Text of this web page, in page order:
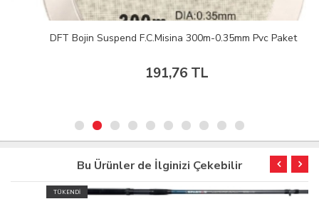
DFT Bojin Suspend F.C.Misina 300m-0.35mm Pvc Paket
191,76 TL
Bu Ürünler de İlginizi Çekebilir